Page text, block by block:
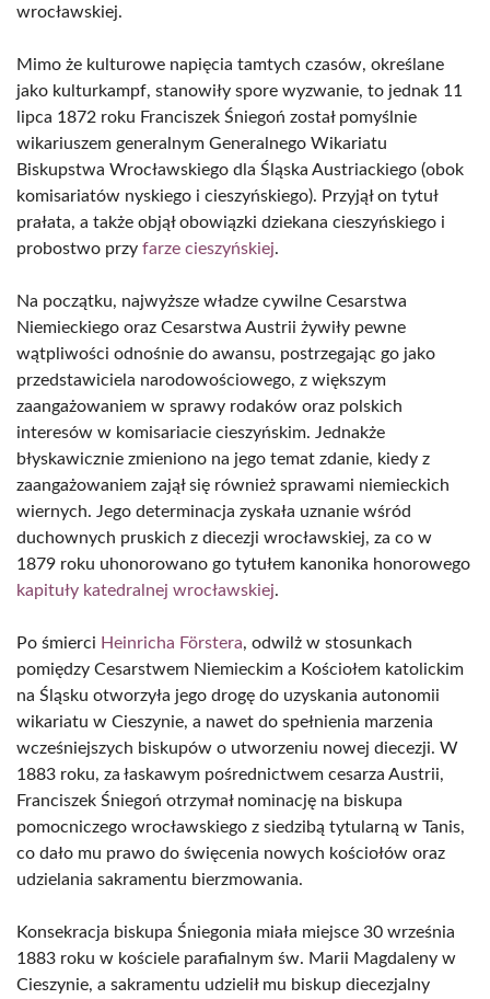
wrocławskiej.
Mimo że kulturowe napięcia tamtych czasów, określane
jako kulturkampf, stanowiły spore wyzwanie, to jednak 11
lipca 1872 roku Franciszek Śniegoń został pomyślnie
wikariuszem generalnym Generalnego Wikariatu
Biskupstwa Wrocławskiego dla Śląska Austriackiego (obok
komisariatów nyskiego i cieszyńskiego). Przyjął on tytuł
prałata, a także objął obowiązki dziekana cieszyńskiego i
probostwo przy farze cieszyńskiej.
Na początku, najwyższe władze cywilne Cesarstwa
Niemieckiego oraz Cesarstwa Austrii żywiły pewne
wątpliwości odnośnie do awansu, postrzegając go jako
przedstawiciela narodowościowego, z większym
zaangażowaniem w sprawy rodaków oraz polskich
interesów w komisariacie cieszyńskim. Jednakże
błyskawicznie zmieniono na jego temat zdanie, kiedy z
zaangażowaniem zajął się również sprawami niemieckich
wiernych. Jego determinacja zyskała uznanie wśród
duchownych pruskich z diecezji wrocławskiej, za co w
1879 roku uhonorowano go tytułem kanonika honorowego
kapituły katedralnej wrocławskiej.
Po śmierci Heinricha Förstera, odwilż w stosunkach
pomiędzy Cesarstwem Niemieckim a Kościołem katolickim
na Śląsku otworzyła jego drogę do uzyskania autonomii
wikariatu w Cieszynie, a nawet do spełnienia marzenia
wcześniejszych biskupów o utworzeniu nowej diecezji. W
1883 roku, za łaskawym pośrednictwem cesarza Austrii,
Franciszek Śniegoń otrzymał nominację na biskupa
pomocniczego wrocławskiego z siedzibą tytularną w Tanis,
co dało mu prawo do święcenia nowych kościołów oraz
udzielania sakramentu bierzmowania.
Konsekracja biskupa Śniegonia miała miejsce 30 września
1883 roku w kościele parafialnym św. Marii Magdaleny w
Cieszynie, a sakramentu udzielił mu biskup diecezjalny